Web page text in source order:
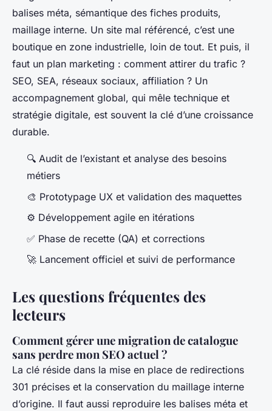
balises méta, sémantique des fiches produits,
maillage interne. Un site mal référencé, c’est une
boutique en zone industrielle, loin de tout. Et puis, il
faut un plan marketing : comment attirer du trafic ?
SEO, SEA, réseaux sociaux, affiliation ? Un
accompagnement global, qui mêle technique et
stratégie digitale, est souvent la clé d’une croissance
durable.
🔍 Audit de l’existant et analyse des besoins
métiers
🎨 Prototypage UX et validation des maquettes
⚙️ Développement agile en itérations
✅ Phase de recette (QA) et corrections
🚀 Lancement officiel et suivi de performance
Les questions fréquentes des
lecteurs
Comment gérer une migration de catalogue
sans perdre mon SEO actuel ?
La clé réside dans la mise en place de redirections
301 précises et la conservation du maillage interne
d’origine. Il faut aussi reproduire les balises méta et